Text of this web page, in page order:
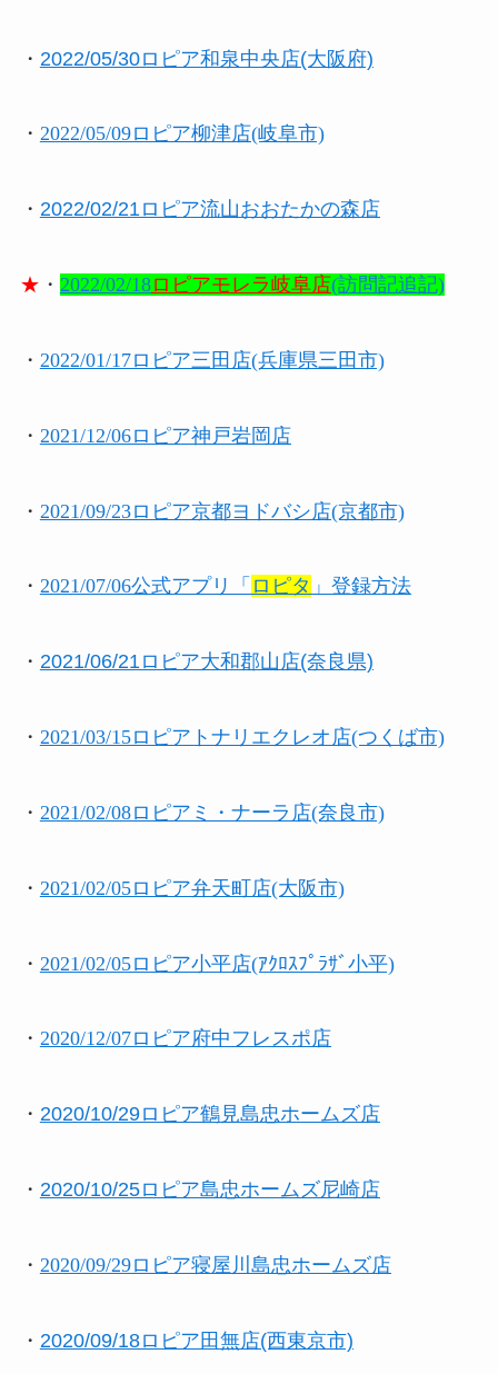
・ 2022/05/30ロピア和泉中央店(大阪府)
・ 2022/05/09ロピア柳津店(岐阜市)
・ 2022/02/21ロピア流山おおたかの森店
★ ・ 2022/02/18ロピアモレラ岐阜店(訪問記追記)
・ 2022/01/17ロピア三田店(兵庫県三田市)
・ 2021/12/06ロピア神戸岩岡店
・ 2021/09/23ロピア京都ヨドバシ店(京都市)
・ 2021/07/06公式アプリ「 ロピタ 」登録方法
・ 2021/06/21ロピア大和郡山店(奈良県)
・ 2021/03/15ロピアトナリエクレオ店(つくば市)
・ 2021/02/08ロピアミ・ナーラ店(奈良市)
・ 2021/02/05ロピア弁天町店(大阪市)
・ 2021/02/05ロピア小平店(ｱｸﾛｽﾌﾟﾗｻﾞ小平)
・ 2020/12/07ロピア府中フレスポ店
・ 2020/10/29ロピア鶴見島忠ホームズ店
・ 2020/10/25ロピア島忠ホームズ尼崎店
・ 2020/09/29ロピア寝屋川島忠ホームズ店
・ 2020/09/18ロピア田無店(西東京市)